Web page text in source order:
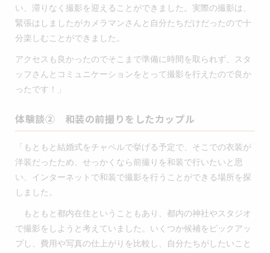
い、滞りなく撮影を迎えることができました。実際の撮影は、
緊張はしましたがカメラマンさんと自分たちだけだったので十
分楽しむことができました。
アクセスも良かったのでそこまで準備に時間を取られず、スタ
ッフさんとコミュニケーションをとって撮影を行えたので良か
ったです！」
体験談② 和装の前撮りをしたカップル
「もともと結婚式をチャペルで挙げる予定で、そこでの衣装が
洋装だったため、せっかくなら前撮りを和装で行いたいと思
い、インターネットで和装で撮影を行うことができる場所を探
しました。
もともと都内在住ということもあり、都内の神社やスタジオ
で撮影をしようと考えていました。いくつか候補をピックアッ
プし、費用や写真の仕上がりを比較し、自分たちがしたいこと